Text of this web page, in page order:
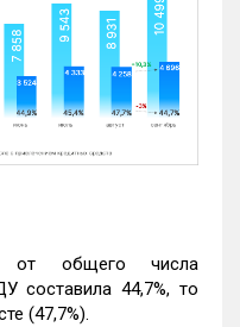
от общего числа
составила 44,7%, то
(47,7%).